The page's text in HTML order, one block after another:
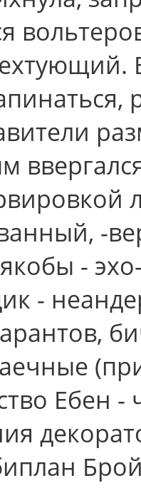
-
-
-
Ебен